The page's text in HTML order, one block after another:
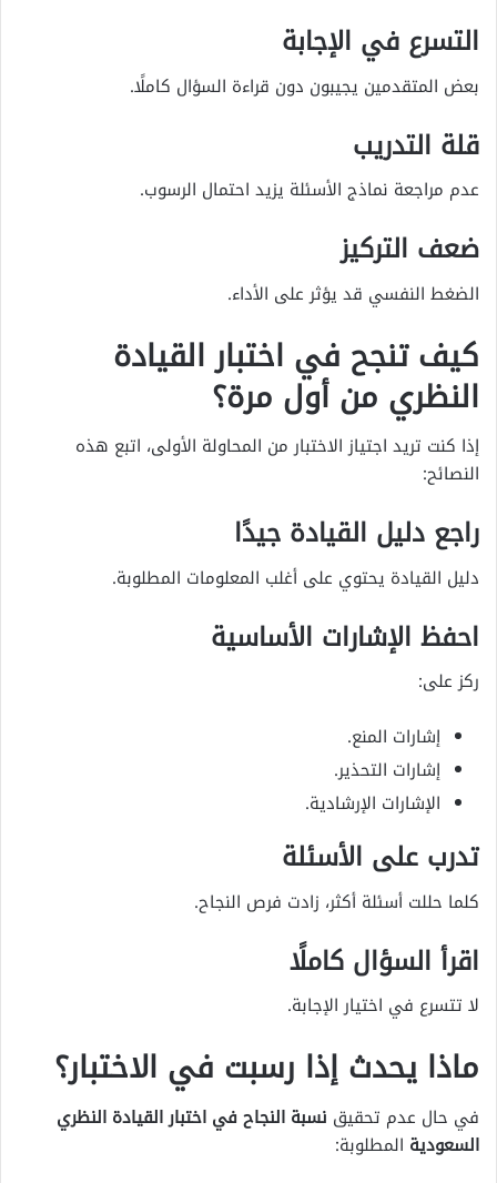
التسرع في الإجابة
بعض المتقدمين يجيبون دون قراءة السؤال كاملًا.
قلة التدريب
عدم مراجعة نماذج الأسئلة يزيد احتمال الرسوب.
ضعف التركيز
الضغط النفسي قد يؤثر على الأداء.
كيف تنجح في اختبار القيادة
النظري من أول مرة؟
إذا كنت تريد اجتياز الاختبار من المحاولة الأولى، اتبع هذه
النصائح:
راجع دليل القيادة جيدًا
دليل القيادة يحتوي على أغلب المعلومات المطلوبة.
احفظ الإشارات الأساسية
ركز على:
إشارات المنع.
إشارات التحذير.
الإشارات الإرشادية.
تدرب على الأسئلة
كلما حللت أسئلة أكثر، زادت فرص النجاح.
اقرأ السؤال كاملًا
لا تتسرع في اختيار الإجابة.
ماذا يحدث إذا رسبت في الاختبار؟
في حال عدم تحقيق نسبة النجاح في اختبار القيادة النظري
السعودية المطلوبة: